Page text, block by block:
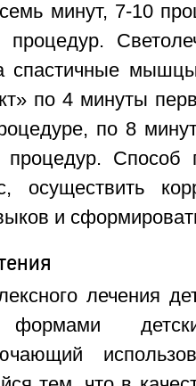
минут, 7-10
спастичные
по 4 минуты
по 8
Способ
осуществить
и
лечения
формами